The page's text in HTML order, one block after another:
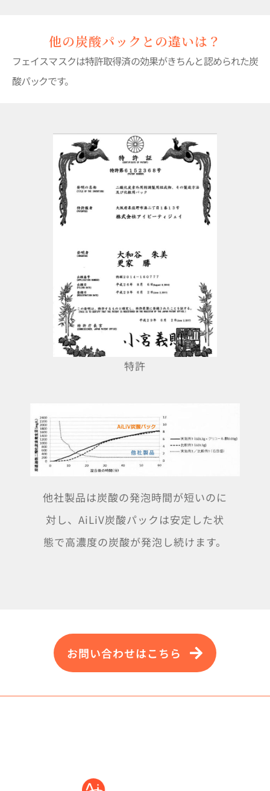
他の炭酸パックとの違いは？
フェイスマスクは特許取得済の効果がきちんと認められた炭
酸パックです。
特許
他社製品は炭酸の発泡時間が短いのに
対し、AiLiV炭酸パックは安定した状
態で高濃度の炭酸が発泡し続けます。
お問い合わせはこちら